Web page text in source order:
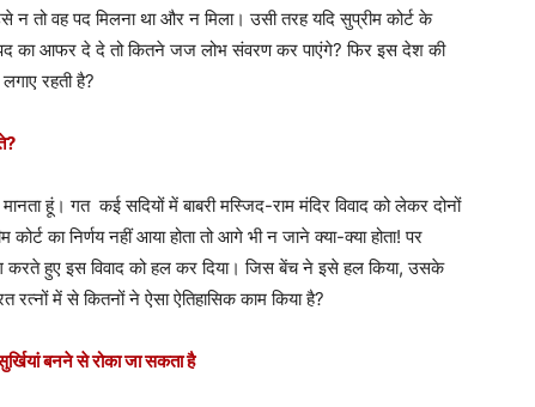
न तो वह पद मिलना था और न मिला। उसी तरह यदि सुप्रीम कोर्ट के
पद का आफर दे दे तो कितने जज लोभ संवरण कर पाएंगे? फिर इस देश की
रहती है?
हूं। गत कई सदियों में बाबरी मस्जिद-राम मंदिर विवाद को लेकर दोनों
का निर्णय नहीं आया होता तो आगे भी न जाने क्या-क्या होता! पर
करते हुए इस विवाद को हल कर दिया। जिस बेंच ने इसे हल किया, उसके
में से कितनों ने ऐसा ऐतिहासिक काम किया है?
बनने से रोका जा सकता है